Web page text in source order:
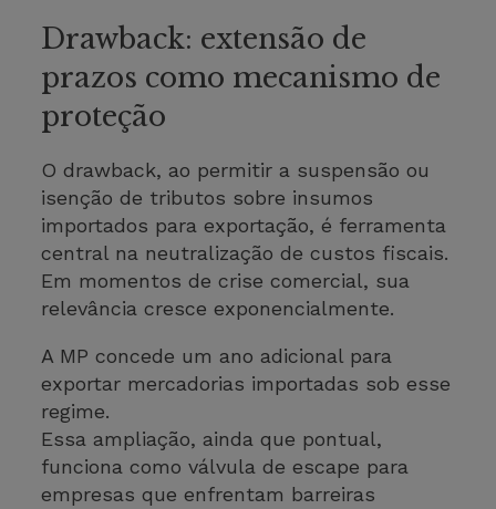
Drawback: extensão de
prazos como mecanismo de
proteção
O drawback, ao permitir a suspensão ou
isenção de tributos sobre insumos
importados para exportação, é ferramenta
central na neutralização de custos fiscais.
Em momentos de crise comercial, sua
relevância cresce exponencialmente.
A MP concede um ano adicional para
exportar mercadorias importadas sob esse
regime.
Essa ampliação, ainda que pontual,
funciona como válvula de escape para
empresas que enfrentam barreiras